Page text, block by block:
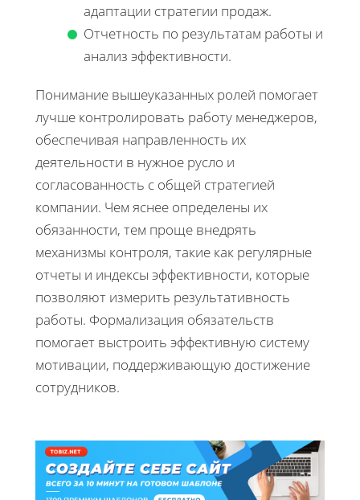
адаптации стратегии продаж.
Отчетность по результатам работы и
анализ эффективности.
Понимание вышеуказанных ролей помогает
лучше контролировать работу менеджеров,
обеспечивая направленность их
деятельности в нужное русло и
согласованность с общей стратегией
компании. Чем яснее определены их
обязанности, тем проще внедрять
механизмы контроля, такие как регулярные
отчеты и индексы эффективности, которые
позволяют измерить результативность
работы. Формализация обязательств
помогает выстроить эффективную систему
мотивации, поддерживающую достижение
сотрудников.